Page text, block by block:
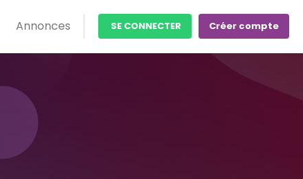
Annonces SE CONNECTER Créer compte